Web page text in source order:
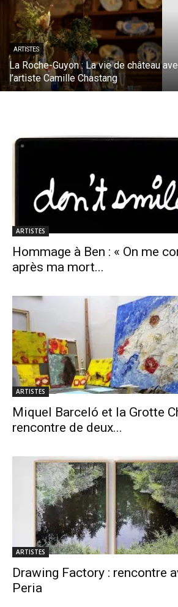
ARTISTES
La Roche-Guyon : La vie de château
l’artiste Camille Chastang
ARTISTES
Hommage à Ben : « On me
après ma mort...
ARTISTES
Miquel Barceló et la Grotte
rencontre de deux...
ARTISTES
Drawing Factory : rencontre
Peria